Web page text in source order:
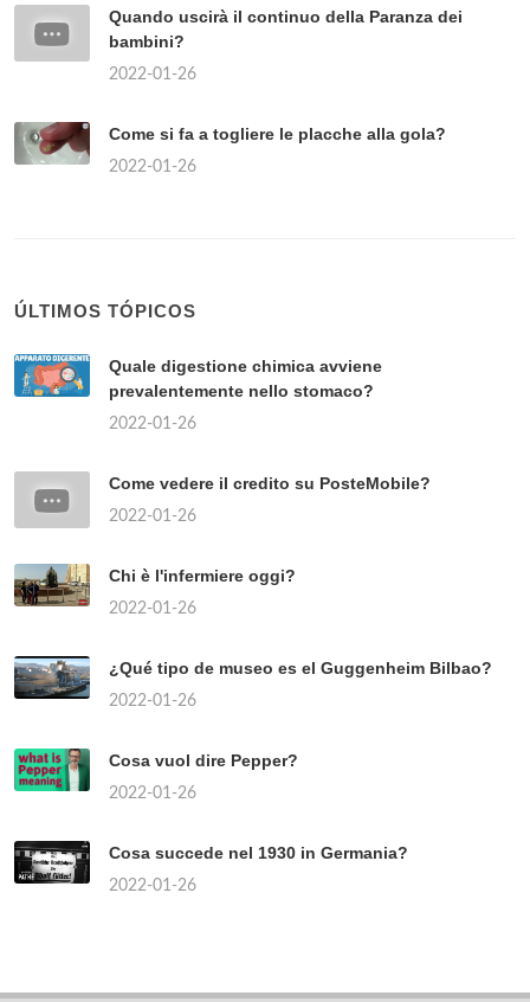
Quando uscirà il continuo della Paranza dei
bambini?
2022-01-26
Come si fa a togliere le placche alla gola?
2022-01-26
ÚLTIMOS TÓPICOS
Quale digestione chimica avviene
prevalentemente nello stomaco?
2022-01-26
Come vedere il credito su PosteMobile?
2022-01-26
Chi è l'infermiere oggi?
2022-01-26
¿Qué tipo de museo es el Guggenheim Bilbao?
2022-01-26
Cosa vuol dire Pepper?
2022-01-26
Cosa succede nel 1930 in Germania?
2022-01-26